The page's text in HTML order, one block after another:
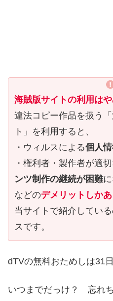
海賊版サイトの利用はや
違法コピー作品を扱う
ト」を利用すると、
・ウィルスによる個人
・権利者・製作者が適
ンツ制作の継続が困難
などのデメリットしかあ
当サイトで紹介してい
スです。
dTVの無料おためしは31日
いつまでだっけ？ 忘れち